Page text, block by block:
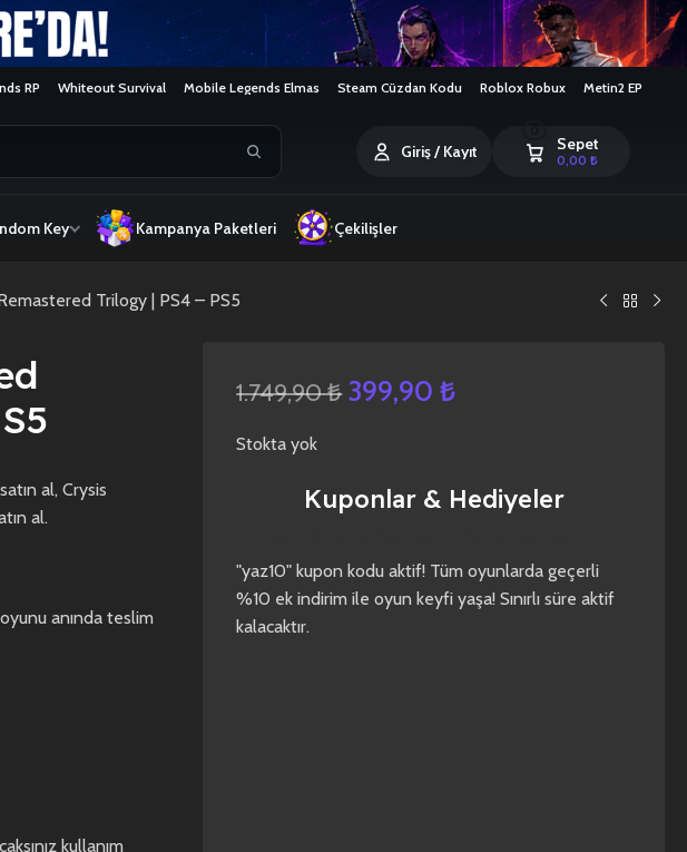
RP Whiteout Survival Mobile Legends Elmas Steam Cüzdan Kodu Roblox Robux Metin2 EP
Giriş / Kayıt Sepet
0,00₺
Key Kampanya Paketleri Çekilişler
Trilogy | PS4 – PS5
al, Crysis
al.
anında teslim
kullanım
1.749,90₺ 399,90₺
Stokta yok
Kuponlar & Hediyeler
"yaz10" kupon kodu aktif! Tüm oyunlarda geçerli
%10 ek indirim ile oyun keyfi yaşa! Sınırlı süre aktif
kalacaktır.